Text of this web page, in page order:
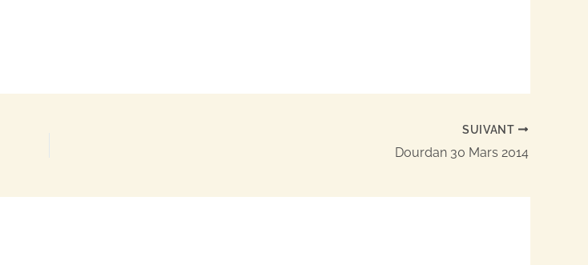
SUIVANT
Dourdan 30 Mars 2014